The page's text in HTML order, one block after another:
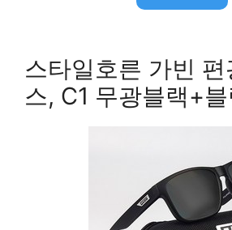
스타일호른 가빈
스, C1 무광블랙+블